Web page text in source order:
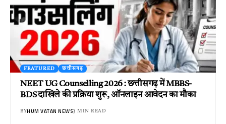
FEATURED छत्तीसगढ़
NEET UG Counselling 2026 : छत्तीसगढ़ में MBBS-
BDS दाखिले की प्रक्रिया शुरू, ऑनलाइन आवेदन का मौका
BYHUM VATAN NEWS3 MIN READ